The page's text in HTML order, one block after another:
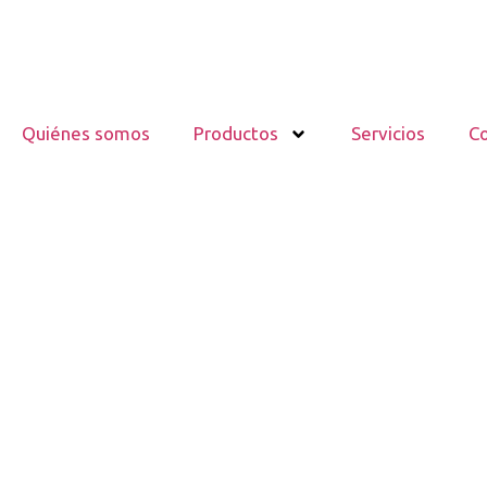
Quiénes somos Productos Servicios